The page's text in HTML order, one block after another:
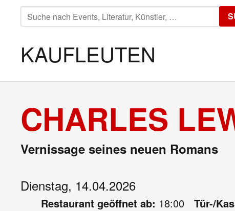
SUCHE
NACH:
KAUFLEUTEN
CHARLES
Vernissage seines neuen Romans
Dienstag, 14.04.2026
Restaurant geöffnet ab: 18:00 Tür-/